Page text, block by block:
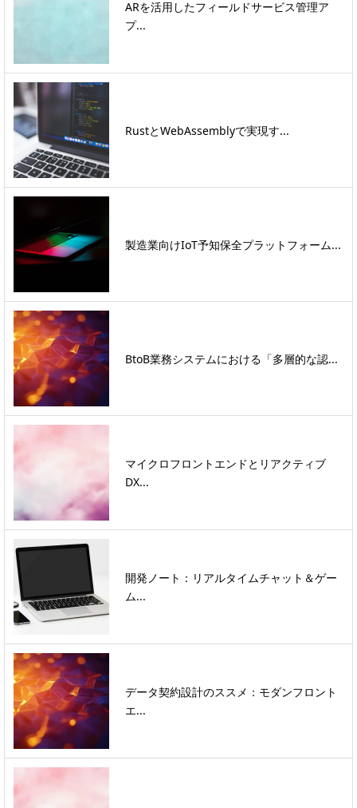
ARを活用したフィールドサービス管理ア
プ...
RustとWebAssemblyで実現す...
製造業向けIoT予知保全プラットフォーム...
BtoB業務システムにおける「多層的な認...
マイクロフロントエンドとリアクティブ
DX...
開発ノート：リアルタイムチャット＆ゲー
ム...
データ契約設計のススメ：モダンフロント
エ...